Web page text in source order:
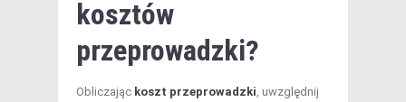
kosztów
przeprowadzki?
Obliczając koszt przeprowadzki, uwzględnij